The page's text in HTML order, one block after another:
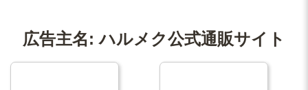
広告主名:ハルメク公式通販サイト